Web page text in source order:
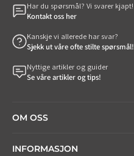
Har du spørsmål? Vi svarer kjapt!
Kontakt oss her
Kanskje vi allerede har svar?
Sjekk ut våre ofte stilte spørsmål!
Nyttige artikler og guider
Se våre artikler og tips!
OM OSS
INFORMASJON